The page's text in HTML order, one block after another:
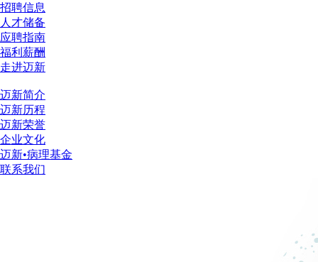
招聘信息
人才储备
应聘指南
福利薪酬
走进迈新
迈新简介
迈新历程
迈新荣誉
企业文化
迈新•病理基金
联系我们